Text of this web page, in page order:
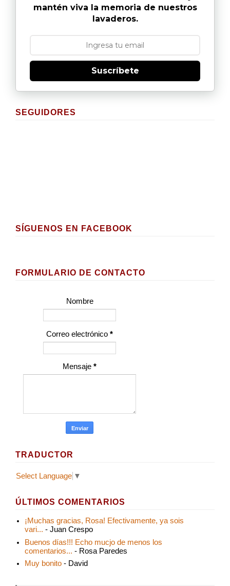
mantén viva la memoria de nuestros
lavaderos.
Suscríbete
SEGUIDORES
SÍGUENOS EN FACEBOOK
FORMULARIO DE CONTACTO
Nombre
Correo electrónico *
Mensaje *
TRADUCTOR
Select Language ▼
ÚLTIMOS COMENTARIOS
¡Muchas gracias, Rosa! Efectivamente, ya sois
vari... - Juan Crespo
Buenos días!!! Echo mucjo de menos los
comentarios... - Rosa Paredes
Muy bonito - David